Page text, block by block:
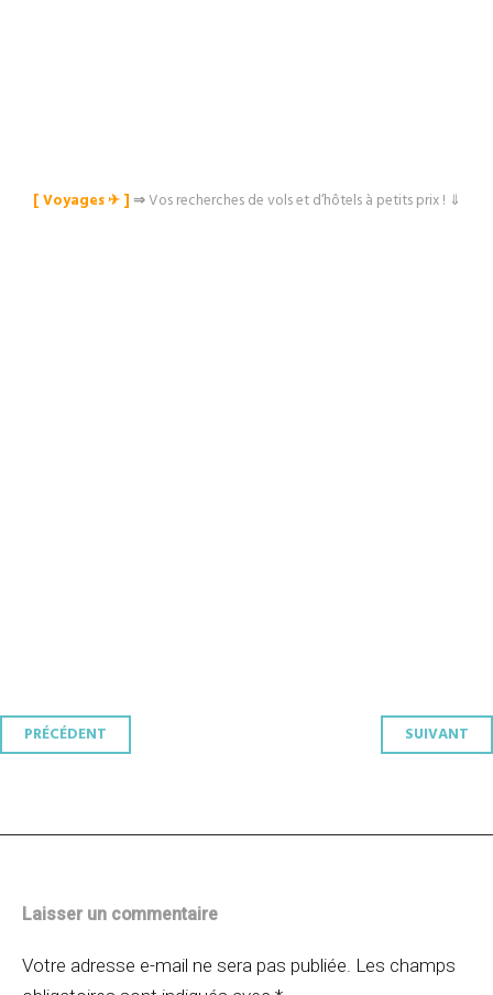
[ Voyages ✈︎ ]⇒Vos recherches de vols et d’hôtels à petits prix ! ⇓
Navigation
PRÉCÉDENT SUIVANT
Laisser un commentaire
Votre adresse e-mail ne sera pas publiée. Les champs